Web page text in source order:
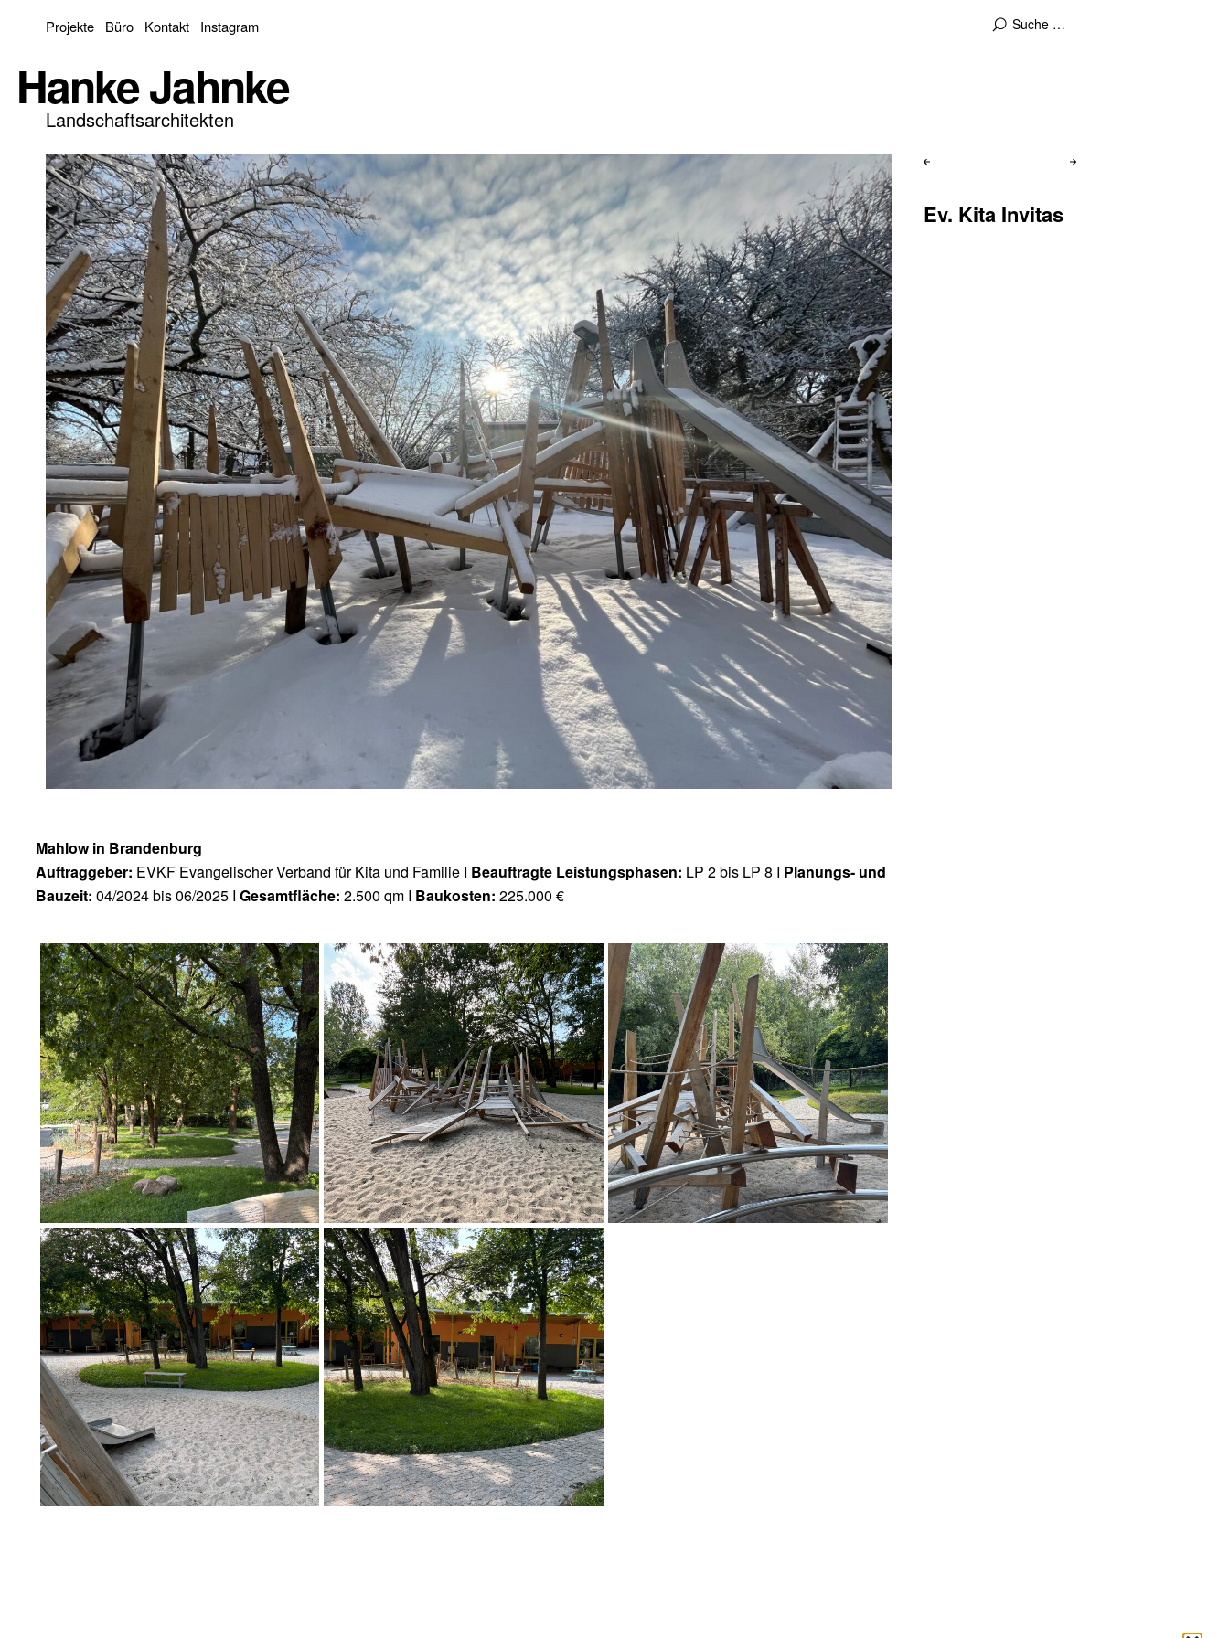
Projekte Büro Kontakt Instagram
Hanke Jahnke
Landschaftsarchitekten
Ev. Kita Invitas
Mahlow in Brandenburg
Auftraggeber: EVKF Evangelischer Verband für Kita und Familie I Beauftragte Leistungsphasen: LP 2 bis LP 8 I Planungs- und
Bauzeit: 04/2024 bis 06/2025 I Gesamtfläche: 2.500 qm I Baukosten: 225.000 €